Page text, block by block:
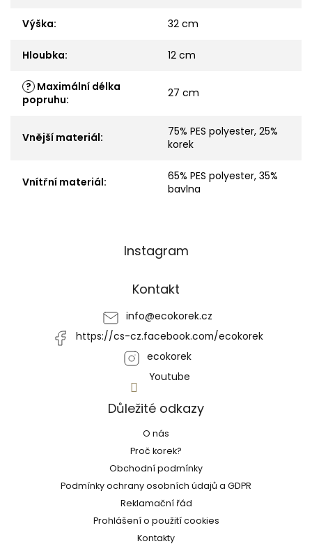
Výška: 32 cm
Hloubka: 12 cm
? Maximální délka
popruhu: 27 cm
Vnější materiál:
75% PES polyester, 25%
korek
Vnítřní materiál:
65% PES polyester, 35%
bavlna
Instagram
Kontakt
info@ecokorek.cz
https://cs-cz.facebook.com/ecokorek
ecokorek
Youtube
Důležité odkazy
O nás
Proč korek?
Obchodní podmínky
Podmínky ochrany osobních údajů a GDPR
Reklamační řád
Prohlášení o použití cookies
Kontakty